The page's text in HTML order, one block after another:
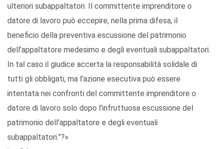
ulteriori subappaltatori. Il committente imprenditore o
datore di lavoro può eccepire, nella prima difesa, il
beneficio della preventiva escussione del patrimonio
dell’appaltatore medesimo e degli eventuali subappaltatori.
In tal caso il giudice accerta la responsabilità solidale di
tutti gli obbligati, ma l’azione esecutiva può essere
intentata nei confronti del committente imprenditore o
datore di lavoro solo dopo l’infruttuosa escussione del
patrimonio dell’appaltatore e degli eventuali
subappaltatori.”?»